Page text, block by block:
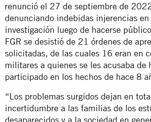
renunció el 27 de septiembre de
denunciando indebidas injerencias en
investigación luego de hacerse
FGR se desistió de 21 órdenes de
solicitadas, de las cuales 16 eran en
militares a quienes se les acusaba de
participado en los hechos de hace 8
“Los problemas surgidos dejan en
incertidumbre a las familias de los
desaparecidos y a la sociedad en